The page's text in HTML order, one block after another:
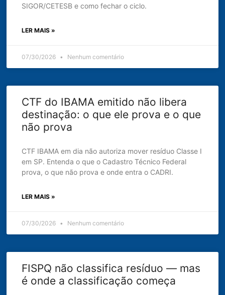
SIGOR/CETESB e como fechar o ciclo.
LER MAIS »
07/30/2026 Nenhum comentário
CTF do IBAMA emitido não libera
destinação: o que ele prova e o que
não prova
CTF IBAMA em dia não autoriza mover resíduo Classe I
em SP. Entenda o que o Cadastro Técnico Federal
prova, o que não prova e onde entra o CADRI.
LER MAIS »
07/30/2026 Nenhum comentário
FISPQ não classifica resíduo — mas
é onde a classificação começa